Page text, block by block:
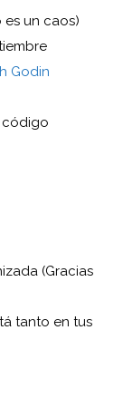
es un caos)
Godin
(Gracias
tanto en tus